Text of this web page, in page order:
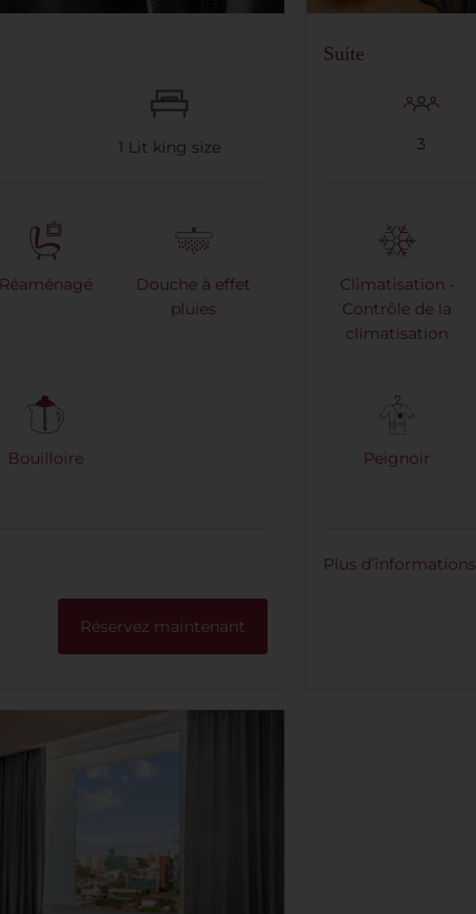
1 Lit king size
Réaménagé
Douche à effet
pluies
Bouilloire
Réservez maintenant
Suite
3
Climatisation -
Contrôle de la
climatisation
Peignoir
Plus d’informations